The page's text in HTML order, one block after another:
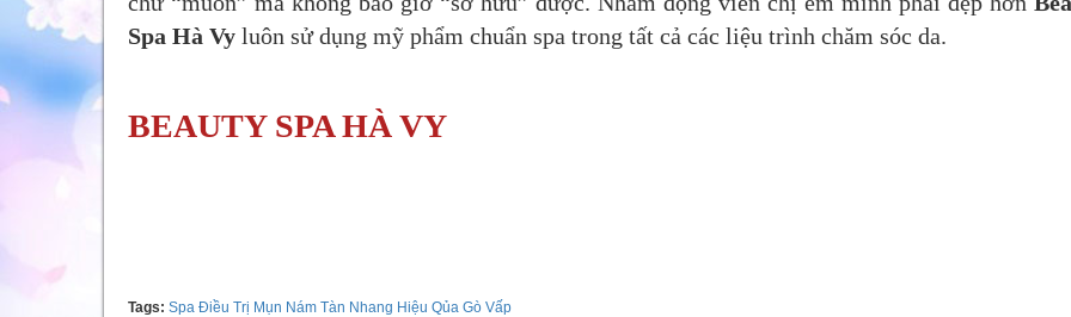
Spa Hà Vy luôn sử dụng mỹ phẩm chuẩn spa trong tất cả các liệu trình chăm sóc da.
BEAUTY SPA HÀ VY
Tags: Spa Điều Trị Mụn Nám Tàn Nhang Hiệu Qủa Gò Vấp